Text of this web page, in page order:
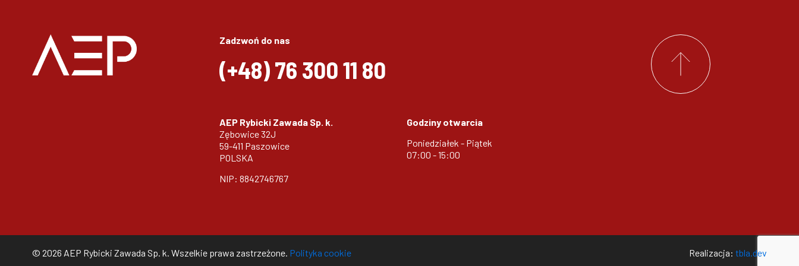
Zadzwoń do nas
(+48)76 300 11 80
AEP Rybicki Zawada Sp. k.
Zębowice 32J
59-411 Paszowice
POLSKA
NIP: 8842746767
Godziny otwarcia
Poniedziałek - Piątek
07:00 - 15:00
© 2026 AEP Rybicki Zawada Sp. k. Wszelkie prawa zastrzeżone. Polityka cookie Realizacja: tbla.dev